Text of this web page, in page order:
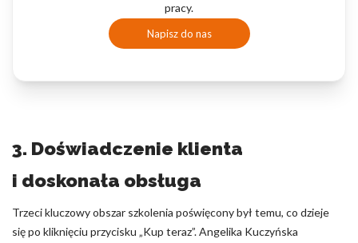
pracy.
Napisz do nas
3. Doświadczenie klienta
i doskonała obsługa
Trzeci kluczowy obszar szkolenia poświęcony był temu, co dzieje
się po kliknięciu przycisku „Kup teraz”. Angelika Kuczyńska